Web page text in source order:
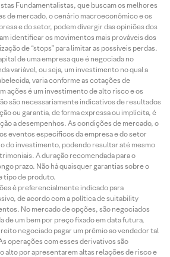
Fundamentalistas, que buscam os melhores
de mercado, o cenário macroeconômico e os
e do setor, podem divergir das opiniões dos
identificar os movimentos mais prováveis dos
de “stops” para limitar as possíveis perdas.
de uma empresa que é negociada no
variável, ou seja, um investimento no qual a
varia conforme as cotações de
ações é um investimento de alto risco e os
são necessariamente indicativos de resultados
ou garantia, de forma expressa ou implícita, é
a desempenhos. As condições de mercado, o
eventos específicos da empresa e do setor
do investimento, podendo resultar até mesmo
A duração recomendada para o
prazo. Não há quaisquer garantias sobre o
tipo de produto.
é preferencialmente indicado para
de acordo com a política de suitability
No mercado de opções, são negociados
de um bem por preço fixado em data futura,
negociado pagar um prêmio ao vendedor tal
operações com esses derivativos são
alto por apresentarem altas relações de risco e